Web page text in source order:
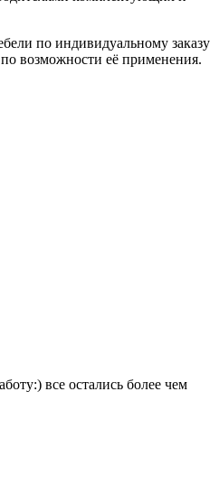
по индивидуальному заказу
возможности её применения.
все остались более чем